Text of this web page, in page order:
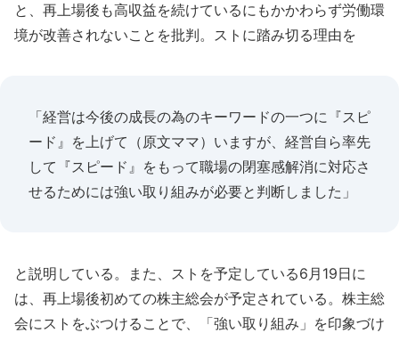
と、再上場後も高収益を続けているにもかかわらず労働環
境が改善されないことを批判。ストに踏み切る理由を
「経営は今後の成長の為のキーワードの一つに『スピ
ード』を上げて（原文ママ）いますが、経営自ら率先
して『スピード』をもって職場の閉塞感解消に対応さ
せるためには強い取り組みが必要と判断しました」
と説明している。また、ストを予定している6月19日に
は、再上場後初めての株主総会が予定されている。株主総
会にストをぶつけることで、「強い取り組み」を印象づけ